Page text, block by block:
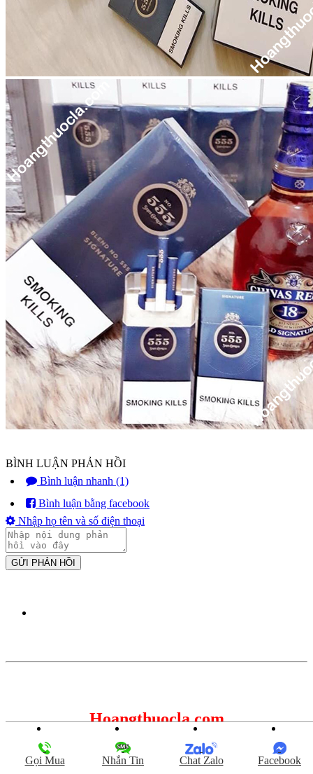
BÌNH LUẬN PHẢN HỒI
Bình luận nhanh (1)
Bình luận bằng facebook
Nhập họ tên và số điện thoại
GỬI PHẢN HỒI
Hoangthuocla.com
Liên hệ: Mr Hoàng
Hotline:0981.999.196
Gọi Mua Nhắn Tin Chat Zalo Facebook